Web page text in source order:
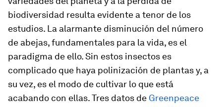
biodiversidad resulta evidente a tenor de los
estudios. La alarmante disminución del número
de abejas, fundamentales para la vida, es el
paradigma de ello. Sin estos insectos es
complicado que haya polinización de plantas y, a
su vez, es el modo de cultivar lo que está
acabando con ellas. Tres datos de Greenpeace